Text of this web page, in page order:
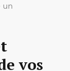
un
vos